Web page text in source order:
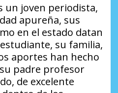
un joven periodista,
apureña, sus
en el estado datan
su familia,
aportes han hecho
padre profesor
de excelente